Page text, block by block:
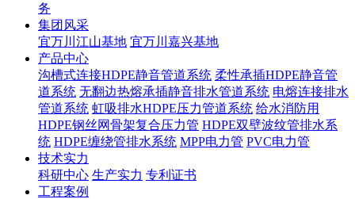
务
集团风采
宜万川江山基地 宜万川嘉兴基地
产品中心
沟槽式连接HDPE静音管道系统 柔性承插HDPE静音管
道系统 无翻边热熔承插静音排水管道系统 电熔连接排水
管道系统 虹吸排水HDPE压力管道系统 给水消防用
HDPE钢丝网骨架复合压力管 HDPE双壁波纹管排水系
统 HDPE缠绕管排水系统 MPP电力管 PVC电力管
技术实力
科研中心 生产实力 专利证书
工程案例